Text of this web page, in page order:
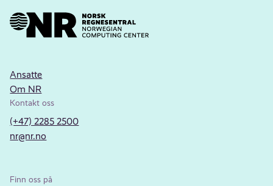
Ansatte
Om NR
Kontakt oss
(+47) 2285 2500
nr@nr.no
Finn oss på